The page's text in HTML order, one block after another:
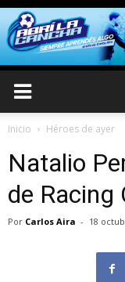
Inicio Héroes de ayer
Natalio
de Racing
Por Carlos Aira - 18